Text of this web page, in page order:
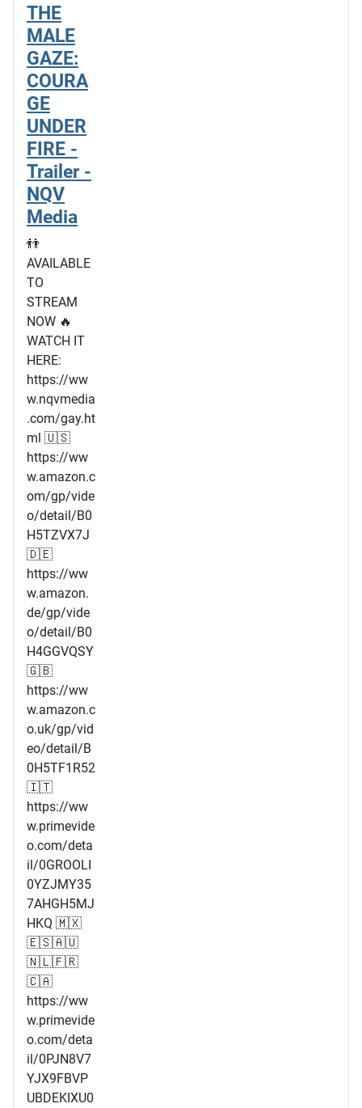
THE
MALE
GAZE:
COURA
GE
UNDER
FIRE -
Trailer -
NQV
Media
👬
AVAILABLE
TO
STREAM
NOW 🔥
WATCH IT
HERE:
https://ww
w.nqvmedia
.com/gay.ht
ml 🇺🇸
https://ww
w.amazon.c
om/gp/vide
o/detail/B0
H5TZVX7J
🇩🇪
https://ww
w.amazon.
de/gp/vide
o/detail/B0
H4GGVQSY
🇬🇧
https://ww
w.amazon.c
o.uk/gp/vid
eo/detail/B
0H5TF1R52
🇮🇹
https://ww
w.primevide
o.com/deta
il/0GROOLI
0YZJMY35
7AHGH5MJ
HKQ 🇲🇽
🇪🇸🇦🇺
🇳🇱🇫🇷
🇨🇦
https://ww
w.primevide
o.com/deta
il/0PJN8V7
YJX9FBVP
UBDEKIXU0